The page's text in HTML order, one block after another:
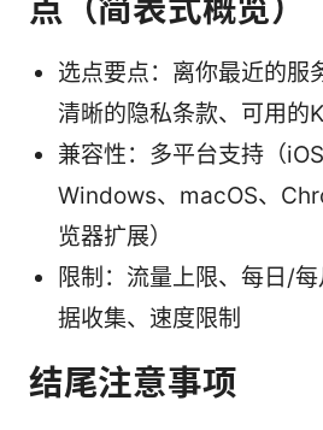
点（简表式概览）
选点要点：离你最近的服
清晰的隐私条款、可用的
兼容性：多平台支持（
Windows、macOS、
览器扩展）
限制：流量上限、每日/
据收集、速度限制
结尾注意事项